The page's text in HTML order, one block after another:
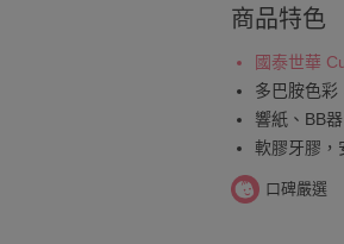
商品特色
國泰世華
多巴胺色彩
響紙、BB
軟膠牙膠，
口碑嚴選